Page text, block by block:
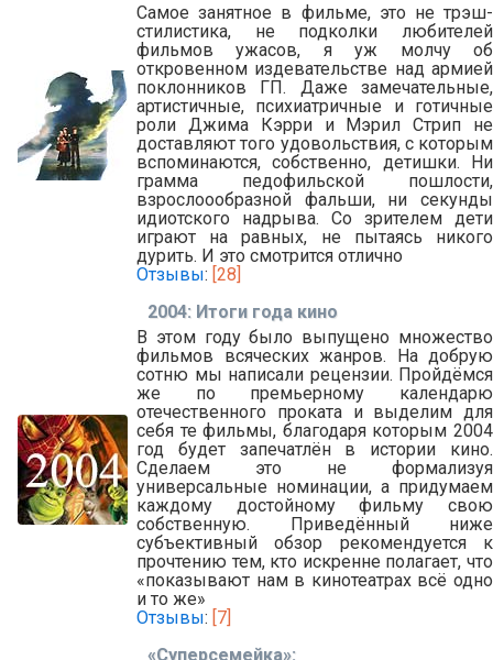
Самое занятное в фильме, это не трэш-
стилистика, не подколки любителей
фильмов ужасов, я уж молчу об
откровенном издевательстве над армией
поклонников ГП. Даже замечательные,
артистичные, психиатричные и готичные
роли Джима Кэрри и Мэрил Стрип не
доставляют того удовольствия, с которым
вспоминаются, собственно, детишки. Ни
грамма педофильской пошлости,
взрослоообразной фальши, ни секунды
идиотского надрыва. Со зрителем дети
играют на равных, не пытаясь никого
дурить. И это смотрится отлично
Отзывы: [28]
2004: Итоги года кино
В этом году было выпущено множество
фильмов всяческих жанров. На добрую
сотню мы написали рецензии. Пройдёмся
же по премьерному календарю
отечественного проката и выделим для
себя те фильмы, благодаря которым 2004
год будет запечатлён в истории кино.
Сделаем это не формализуя
универсальные номинации, а придумаем
каждому достойному фильму свою
собственную. Приведённый ниже
субъективный обзор рекомендуется к
прочтению тем, кто искренне полагает, что
«показывают нам в кинотеатрах всё одно
и то же»
Отзывы: [7]
«Суперсемейка»: